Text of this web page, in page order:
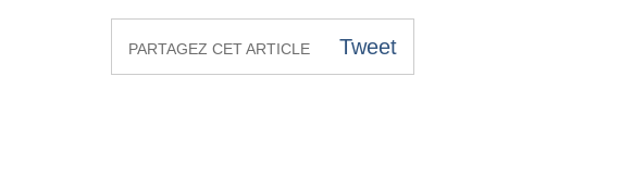
PARTAGEZ CET ARTICLE Tweet